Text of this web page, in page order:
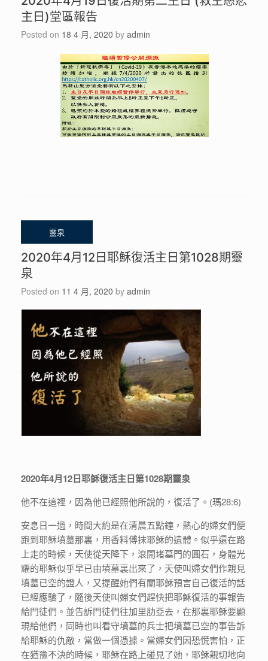
主日)堂區報告
Posted on 18 4 月, 2020 by admin
2020年4月12日耶穌復活主日第1028期靈
泉
Posted on 11 4 月, 2020 by admin
2020年4月12日耶穌復活主日第1028期靈泉
他不在這裡，因為他已經照他所說的，復活了。(瑪28:6)
安息日一過，時間大約是在清晨五點鐘，熱心的婦女們便
跑到耶穌墳墓那裏，用香料傅抹耶穌的遺體。似乎還在路
上走的時候，天使從天降下，滾開堵墓門的圓石，身體光
耀的耶穌似乎早已由墳墓裏出來了，天使叫婦女們作親見
墳墓已空的證人，又提醒她們有關耶穌預言自己復活的話
已經應驗了，隨後天使叫婦女們趕快把耶穌復活的事報告
給門徒們。並告訴門徒們往加里肋亞去，在那裏耶穌要顯
現給他們，同時也叫看守墳墓的兵士把墳墓已空的事告訴
給耶穌的仇敵，當做一個憑據。當婦女們因恐慌害怕，正
在猶豫不決的時候，耶穌在路上碰見了她，耶穌親切地向